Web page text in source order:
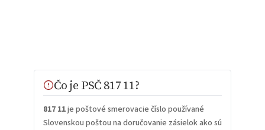
Čo je PSČ 817 11?
817 11je poštové smerovacie číslo používané
Slovenskou poštou na doručovanie zásielok ako sú